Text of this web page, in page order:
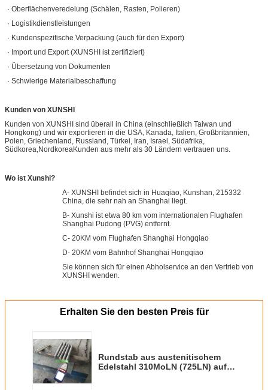
· Oberflächenveredelung (Schälen, Rasten, Polieren)
· Logistikdienstleistungen
· Kundenspezifische Verpackung (auch für den Export)
· Import und Export (XUNSHI ist zertifiziert)
· Übersetzung von Dokumenten
· Schwierige Materialbeschaffung
Kunden von XUNSHI
Kunden von XUNSHI sind überall in China (einschließlich Taiwan und
Hongkong) und wir exportieren in die USA, Kanada, Italien, Großbritannien,
Polen, Griechenland, Russland, Türkei, Iran, Israel, Südafrika,
Südkorea,NordkoreaKunden aus mehr als 30 Ländern vertrauen uns.
Wo ist Xunshi?
A- XUNSHI befindet sich in Huaqiao, Kunshan, 215332
China, die sehr nah an Shanghai liegt.
B- Xunshi ist etwa 80 km vom internationalen Flughafen
Shanghai Pudong (PVG) entfernt.
C- 20KM vom Flughafen Shanghai Hongqiao
D- 20KM vom Bahnhof Shanghai Hongqiao
Sie können sich für einen Abholservice an den Vertrieb von
XUNSHI wenden.
Erhalten Sie den besten Preis für
Rundstab aus austenitischem
Edelstahl 310MoLN (725LN) auf